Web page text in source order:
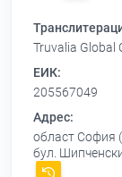
Truvalia Global
ЕИК:
205567049
Адрес:
област София
бул.